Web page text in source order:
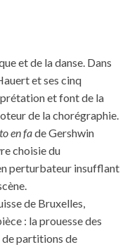
et de la danse. Dans
et ses cinq
et font de la
de la chorégraphie.
en fade Gershwin
choisie du
perturbateur insufflant
de Bruxelles,
: la prouesse des
partitions de